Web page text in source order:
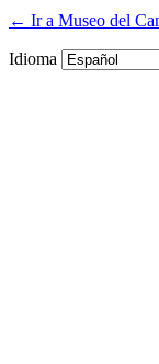
← Ir a Museo del
Idioma